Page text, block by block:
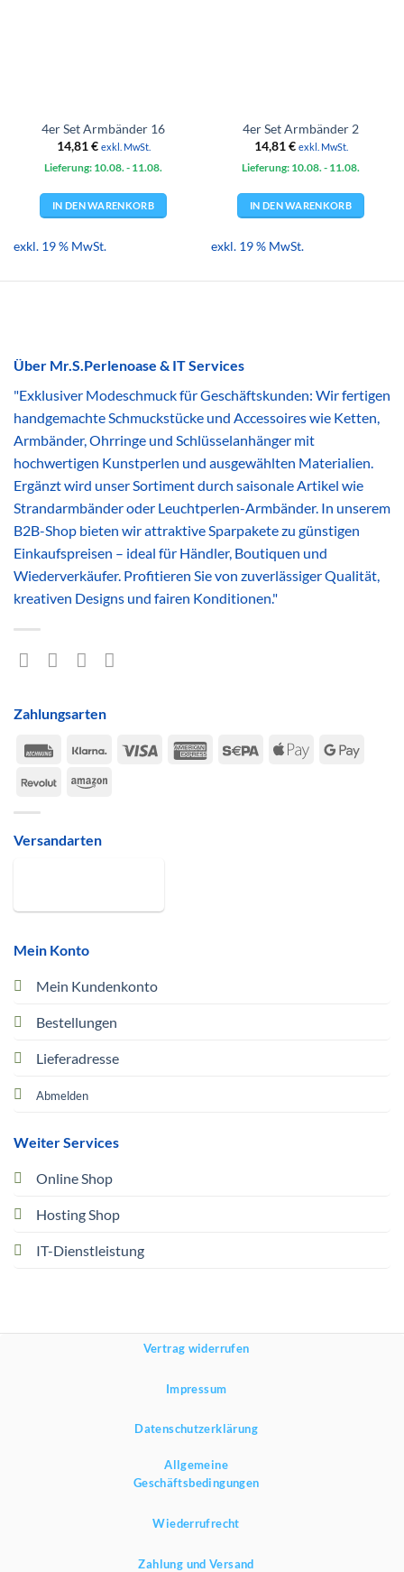
4er Set Armbänder 16
14,81€ exkl. MwSt.
Lieferung: 10.08. - 11.08.
IN DEN WARENKORB
exkl. 19 % MwSt.
4er Set Armbänder 2
14,81€ exkl. MwSt.
Lieferung: 10.08. - 11.08.
IN DEN WARENKORB
exkl. 19 % MwSt.
Über Mr.S.Perlenoase & IT Services
"Exklusiver Modeschmuck für Geschäftskunden: Wir fertigen
handgemachte Schmuckstücke und Accessoires wie Ketten,
Armbänder, Ohrringe und Schlüsselanhänger mit
hochwertigen Kunstperlen und ausgewählten Materialien.
Ergänzt wird unser Sortiment durch saisonale Artikel wie
Strandarmbänder oder Leuchtperlen-Armbänder. In unserem
B2B-Shop bieten wir attraktive Sparpakete zu günstigen
Einkaufspreisen – ideal für Händler, Boutiquen und
Wiederverkäufer. Profitieren Sie von zuverlässiger Qualität,
kreativen Designs und fairen Konditionen."
Mein Konto
Mein Kundenkonto
Bestellungen
Lieferadresse
Abmelden
Weiter Services
Online Shop
Hosting Shop
IT-Dienstleistung
Zahlungsarten
Rechung
Klarna Visa
American Sepa
Apple
Google
RevolutAmazon
Versandarten
Vertrag widerrufen
Impressum
Datenschutzerklärung
Allgemeine
Geschäftsbedingungen
Wiederrufrecht
Zahlung und Versand